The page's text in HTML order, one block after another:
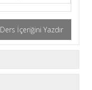
Ders İçeriğini Yazdır